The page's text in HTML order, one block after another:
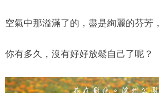
空氣中那溢滿了的，盡是絢麗的芬芳，
你有多久，沒有好好放鬆自己了呢？